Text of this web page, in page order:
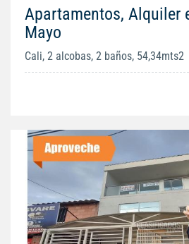
Apartamentos, Alquiler
Mayo
Cali, 2 alcobas, 2 baños, 54,34mts2